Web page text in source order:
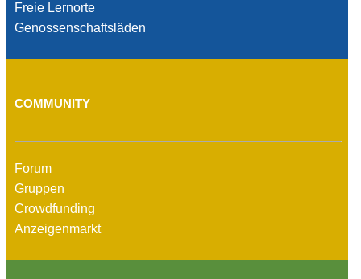
Freie Lernorte
Genossenschaftsläden
COMMUNITY
Forum
Gruppen
Crowdfunding
Anzeigenmarkt